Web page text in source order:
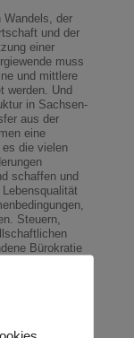
Wandels, der
und der
einer
muss
und mittlere
werden. Und
in Sachsen-
aus der
eine
die vielen
schaffen und
Steuern,
Bürokratie